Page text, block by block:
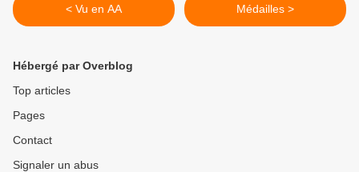
< Vu en AA Médailles >
Hébergé par Overblog
Top articles
Pages
Contact
Signaler un abus